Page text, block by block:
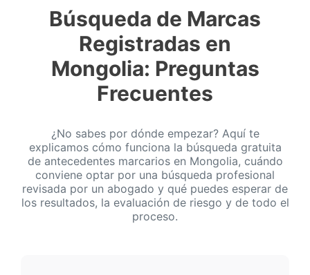
Búsqueda de Marcas
Registradas en
Mongolia: Preguntas
Frecuentes
¿No sabes por dónde empezar? Aquí te
explicamos cómo funciona la búsqueda gratuita
de antecedentes marcarios en Mongolia, cuándo
conviene optar por una búsqueda profesional
revisada por un abogado y qué puedes esperar de
los resultados, la evaluación de riesgo y de todo el
proceso.